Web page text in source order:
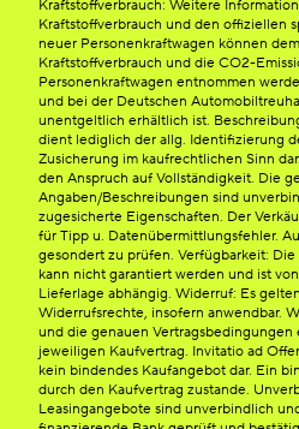
Kraftstoffverbrauch: Weitere
Kraftstoffverbrauch und den offiziellen
neuer Personenkraftwagen können
Kraftstoffverbrauch und die CO2-
Personenkraftwagen entnommen
und bei der Deutschen
unentgeltlich erhältlich ist.
dient lediglich der allg. Identifizierung
Zusicherung im kaufrechtlichen Sinn
den Anspruch auf Vollständigkeit. Die
Angaben/Beschreibungen sind
zugesicherte Eigenschaften. Der
für Tipp u. Datenübermittlungsfehler.
gesondert zu prüfen. Verfügbarkeit:
kann nicht garantiert werden und ist
Lieferlage abhängig. Widerruf: Es
Widerrufsrechte, insofern anwendbar.
und die genauen
jeweiligen Kaufvertrag. Invitatio ad
kein bindendes Kaufangebot dar. Ein
durch den Kaufvertrag zustande.
Leasingangebote sind unverbindlich